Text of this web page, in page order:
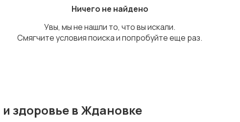
Ничего не найдено
Увы, мы не нашли то, что вы искали.
Смягчите условия поиска и попробуйте еще раз.
здоровье в Ждановке